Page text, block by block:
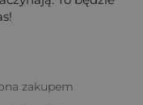
zakupem